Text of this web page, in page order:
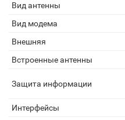
Вид антенны
Вид модема
Внешняя
Встроенные антенны
Защита информации
Интерфейсы